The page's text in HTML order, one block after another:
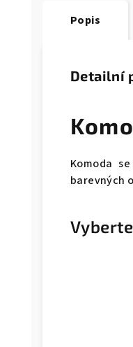
Popis
Detailní
Komoda
barevných